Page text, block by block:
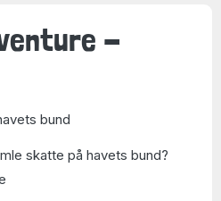
-
bund
skatte på havets bund?